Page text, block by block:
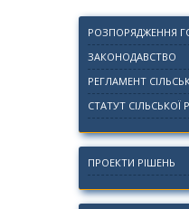
РОЗПОРЯДЖЕННЯ
ЗАКОНОДАВСТВО
РЕГЛАМЕНТ
СТАТУТ СІЛЬСЬКОЇ
ПРОЕКТИ РІШЕНЬ